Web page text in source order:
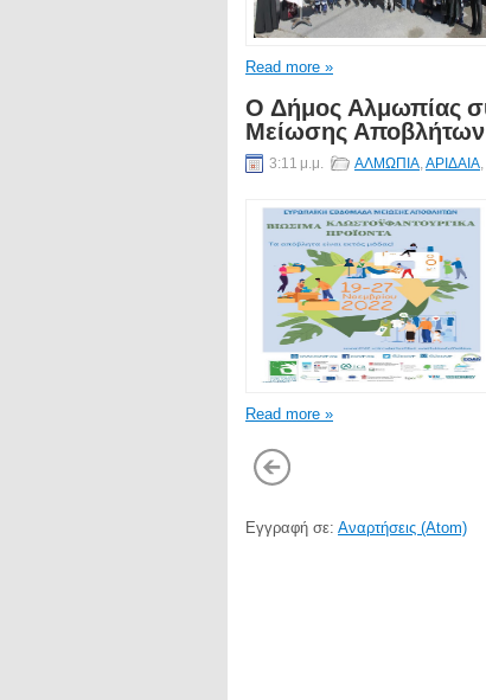
Read more »
Ο Δήμος Αλμωπίας
Μείωσης Αποβλήτων
3:11 μ.μ. ΑΛΜΩΠΙΑ,ΑΡΙΔΑΙΑ,
Read more »
Εγγραφή σε: Αναρτήσεις (Atom)